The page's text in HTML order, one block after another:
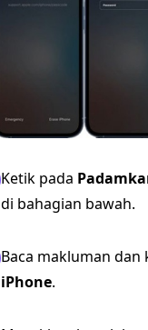
Ketik pada
di bahagian bawah.
Baca makluman dan
iPhone.